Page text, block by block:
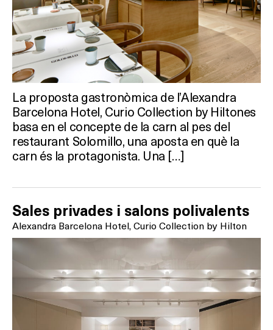
La proposta gastronòmica de l’Alexandra
Barcelona Hotel, Curio Collection by Hiltones
basa en el concepte de la carn al pes del
restaurant Solomillo, una aposta en què la
carn és la protagonista. Una […]
Sales privades i salons polivalents
Alexandra Barcelona Hotel, Curio Collection by Hilton